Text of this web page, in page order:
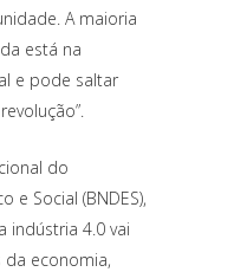
A maioria
está na
e pode saltar
do
e Social (BNDES),
indústria 4.0 vai
da economia,